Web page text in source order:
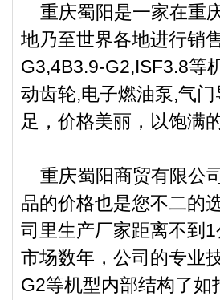
重庆蜀阳是一家在重
地乃至世界各地进行销
G3,4B3.9-G2,ISF3.8等
动齿轮,电子燃油泵,气
足，价格美丽，以饱满
重庆蜀阳商贸有限公
品的价格也是您不二的
司里生产厂家距离不到
市场数年，公司的专业
G2等机型内部结构了